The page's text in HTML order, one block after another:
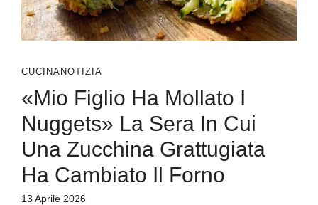
CUCINANOTIZIA
«Mio Figlio Ha Mollato I
Nuggets» La Sera In Cui
Una Zucchina Grattugiata
Ha Cambiato Il Forno
13 Aprile 2026